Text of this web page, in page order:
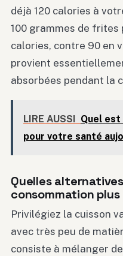
déjà 120 calories à
100 grammes de frites
calories, contre 90 en
provient
absorbées pendant la
LIRE AUSSI
Quel est
pour votre santé
Quelles
consommation
Privilégiez la cuisson
avec très peu de
consiste à mélanger